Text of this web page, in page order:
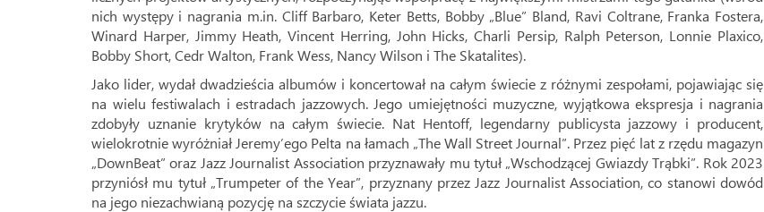
nich występy i nagrania m.in. Cliff Barbaro, Keter Betts, Bobby „Blue” Bland, Ravi Coltrane, Franka Fostera,
Winard Harper, Jimmy Heath, Vincent Herring, John Hicks, Charli Persip, Ralph Peterson, Lonnie Plaxico,
Bobby Short, Cedr Walton, Frank Wess, Nancy Wilson i The Skatalites).
Jako lider, wydał dwadzieścia albumów i koncertował na całym świecie z różnymi zespołami, pojawiając się
na wielu festiwalach i estradach jazzowych. Jego umiejętności muzyczne, wyjątkowa ekspresja i nagrania
zdobyły uznanie krytyków na całym świecie. Nat Hentoff, legendarny publicysta jazzowy i producent,
wielokrotnie wyróżniał Jeremy’ego Pelta na łamach „The Wall Street Journal”. Przez pięć lat z rzędu magazyn
„DownBeat” oraz Jazz Journalist Association przyznawały mu tytuł „Wschodzącej Gwiazdy Trąbki”. Rok 2023
przyniósł mu tytuł „Trumpeter of the Year”, przyznany przez Jazz Journalist Association, co stanowi dowód
na jego niezachwianą pozycję na szczycie świata jazzu.